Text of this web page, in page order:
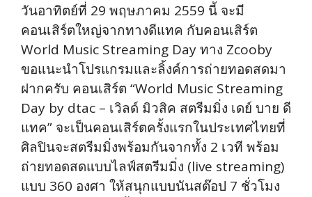
วันอาทิตย์ที่ 29 พฤษภาคม 2559 นี้ จะมี
คอนเสิร์ตใหญ่จากทางดีแทค กับคอนเสิร์ต
World Music Streaming Day ทาง Zcooby
ขอแนะนำโปรแกรมและลิ้งค์การถ่ายทอดสดมา
ฝากครับ คอนเสิร์ต “World Music Streaming
Day by dtac – เวิลด์ มิวสิค สตรีมมิ่ง เดย์ บาย ดี
แทค” จะเป็นคอนเสิร์ตครั้งแรกในประเทศไทยที่
ศิลปินจะสตรีมมิ่งพร้อมกันจากทั้ง 2 เวที พร้อม
ถ่ายทอดสดแบบไลฟ์สตรีมมิ่ง (live streaming)
แบบ 360 องศา ให้สนุกแบบนันสต๊อป 7 ชั่วโมง